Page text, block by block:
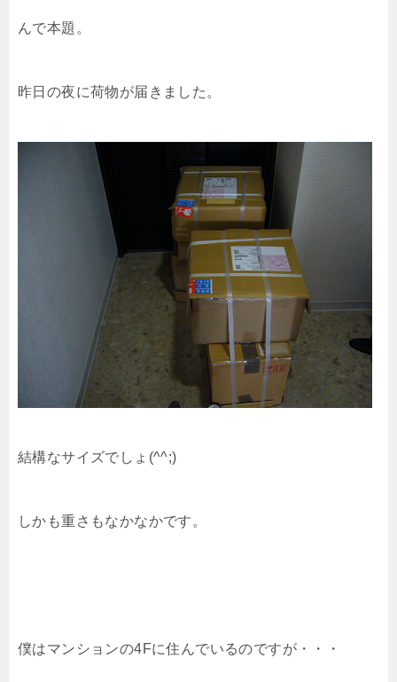
んで本題。
昨日の夜に荷物が届きました。
結構なサイズでしょ(^^;)
しかも重さもなかなかです。
僕はマンションの4Fに住んでいるのですが・・・